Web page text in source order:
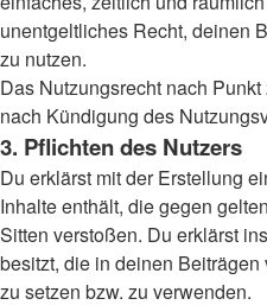
unentgeltliches Recht, deinen
zu nutzen.
Das Nutzungsrecht nach
nach Kündigung des
3. Pflichten des Nutzers
Du erklärst mit der Erstellung
Inhalte enthält, die gegen
Sitten verstoßen. Du erklärst
besitzt, die in deinen
zu setzen bzw. zu verwenden.